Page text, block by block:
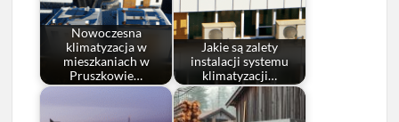
Nowoczesna
klimatyzacja w
mieszkaniach w
Pruszkowie…
Jakie są zalety
instalacji systemu
klimatyzacji…